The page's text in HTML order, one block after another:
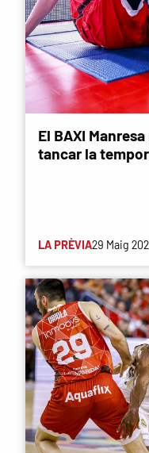
El BAXI
tancar la
LA PRÈVIA29 Maig